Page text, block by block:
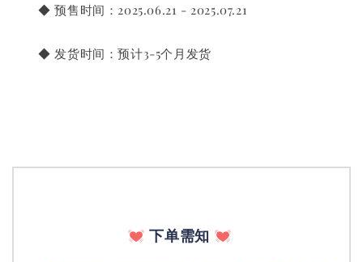
◆ 预售时间：2025.06.21 - 2025.07.21
◆ 发货时间：预计3-5个月发货
下单需知